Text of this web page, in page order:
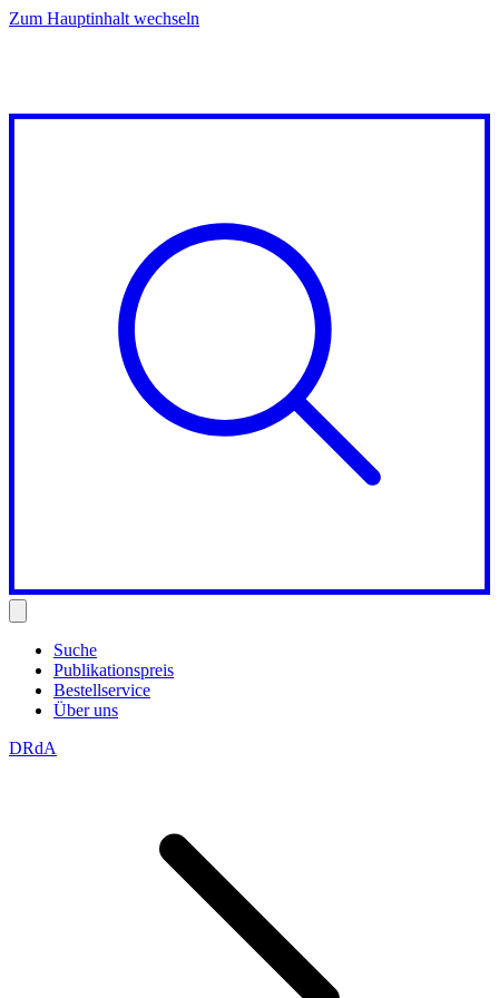
Zum Hauptinhalt wechseln
Suche
Publikationspreis
Bestellservice
Über uns
DRdA